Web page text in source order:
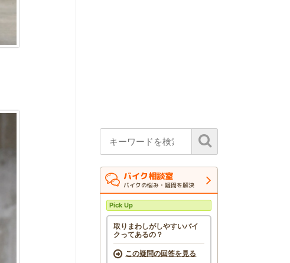
バイク相談室
バイクの悩み・疑問を解決
Pick Up
取りまわしがしやすいバイ
クってあるの？
この疑問の回答を見る